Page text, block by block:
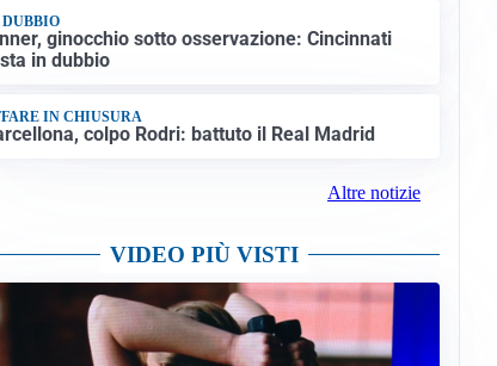
ginocchio sotto osservazione: Cincinnati
in dubbio
IN CHIUSURA
colpo Rodri: battuto il Real Madrid
Altre notizie
VIDEO PIÙ VISTI